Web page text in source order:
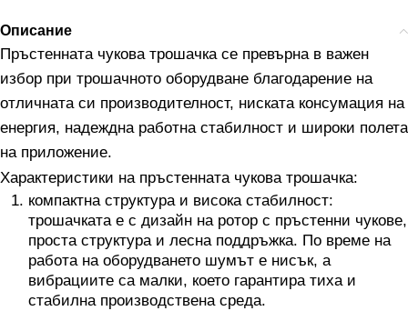
Описание
Пръстенната чукова трошачка се превърна в важен
избор при трошачното оборудване благодарение на
отличната си производителност, ниската консумация на
енергия, надеждна работна стабилност и широки полета
на приложение.
Характеристики на пръстенната чукова трошачка:
компактна структура и висока стабилност:
трошачката е с дизайн на ротор с пръстенни чукове,
проста структура и лесна поддръжка. По време на
работа на оборудването шумът е нисък, а
вибрациите са малки, което гарантира тиха и
стабилна производствена среда.